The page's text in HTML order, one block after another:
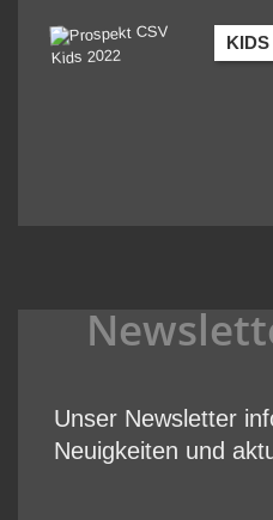
KIDS
Unser Newsletter
Neuigkeiten und